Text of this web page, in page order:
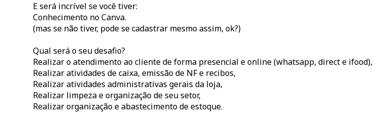
E será incrível se você tiver:
Conhecimento no Canva.
(mas se não tiver, pode se cadastrar mesmo assim, ok?)
Qual será o seu desafio?
Realizar o atendimento ao cliente de forma presencial e online (whatsapp, direct e ifood),
Realizar atividades de caixa, emissão de NF e recibos,
Realizar atividades administrativas gerais da loja,
Realizar limpeza e organização de seu setor,
Realizar organização e abastecimento de estoque.